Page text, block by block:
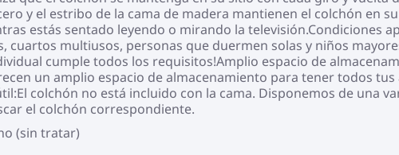
y el estribo de la cama de madera mantienen el colchón en
estás sentado leyendo o mirando la televisión.Condiciones
multiusos, personas que duermen solas y niños
cumple todos los requisitos!Amplio espacio de
un amplio espacio de almacenamiento para tener todos
colchón no está incluido con la cama. Disponemos de una
el colchón correspondiente.
(sin tratar)